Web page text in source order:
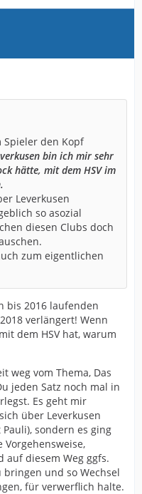
Spieler den Kopf
bin ich mir sehr
hätte, mit dem HSV im
Leverkusen
so asozial
diesen Clubs doch
zum eigentlichen
bis 2016 laufenden
verlängert! Wenn
dem HSV hat, warum
weg vom Thema, Das
jeden Satz noch mal in
Es geht mir
über Leverkusen
sondern es ging
auf diesem Weg ggfs.
und so Wechsel
für verwerflich halte.